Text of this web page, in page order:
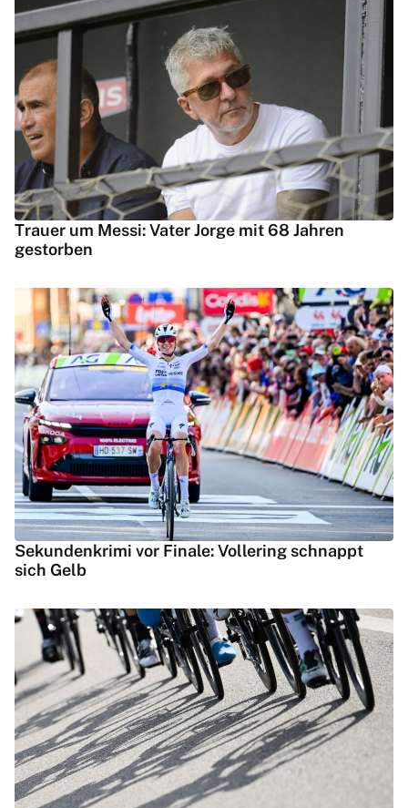
Trauer um Messi: Vater Jorge mit 68 Jahren
gestorben
Sekundenkrimi vor Finale: Vollering schnappt
sich Gelb